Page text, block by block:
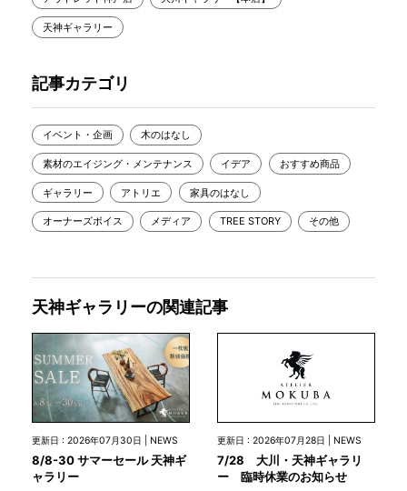
天神ギャラリー
記事カテゴリ
イベント・企画 木のはなし
素材のエイジング・メンテナンス イデア おすすめ商品
ギャラリー アトリエ 家具のはなし
オーナーズボイス メディア TREE STORY その他
天神ギャラリーの関連記事
更新日 : 2026年07月30日 | NEWS
8/8-30 サマーセール 天神ギ
ャラリー
更新日 : 2026年07月28日 | NEWS
7/28 大川・天神ギャラリ
ー 臨時休業のお知らせ